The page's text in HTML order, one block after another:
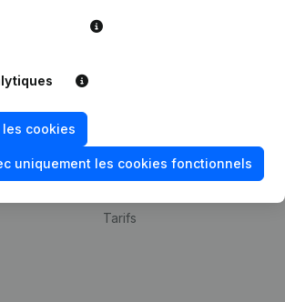
cookies
uniquement les cookies fonctionnels
de
Contact
Tarifs